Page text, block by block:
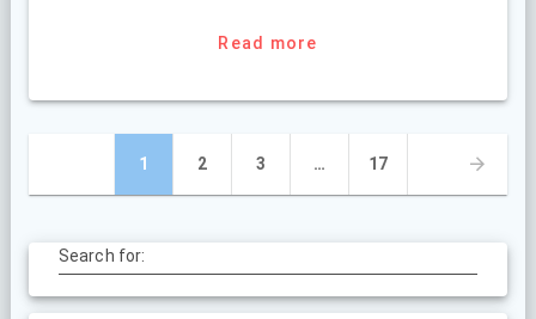
Read more
Posts
navigation
Page
1 Page
2 Page
3 … Page
17
Search for: